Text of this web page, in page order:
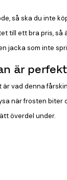
så ska du inte
till ett bra pris, så
jacka som inte
är
är vad denna
när frosten biter
överdel under.